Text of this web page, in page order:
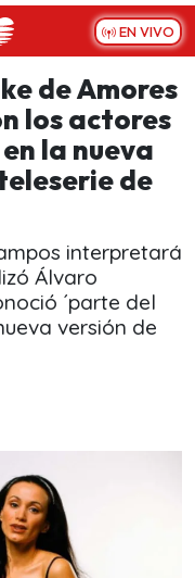
EN VIVO
de Amores
los actores
la nueva
de
interpretará
Álvaro
´parte del
versión de